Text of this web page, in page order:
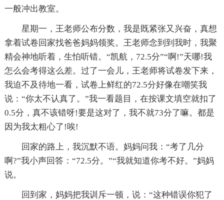
一般冲出教室。
星期一，王老师公布分数，我是既紧张又兴奋，真想
拿着试卷回家找爸爸妈妈领奖。王老师念到到我时，我聚
精会神地听着，生怕听错。“凯航，72.5分”“啊!”天哪!我
怎么会考得这么差。过了一会儿，王老师将试卷发下来，
我迫不及待地一看，试卷上鲜红的72.5分好像在嘲笑我
说：“你太不认真了。”我一看题目，在按课文填空就扣了
0.5分，真不该错呀!要是这对了，我不就73分了嘛。都是
因为我太粗心了!唉!
回家的路上，我沉默不语。妈妈问我：“考了几分
啊?”我小声回答：“72.5分。”“我就知道你考不好。”妈妈
说。
回到家，妈妈把我训斥一顿，说：“这种错误你犯了